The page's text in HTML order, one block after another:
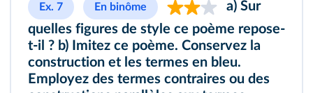
Ex. 7 En binôme
quelles figures de style ce poème repose-
t-il ? b) Imitez ce poème. Conservez la
construction et les termes en bleu.
Employez des termes contraires ou des